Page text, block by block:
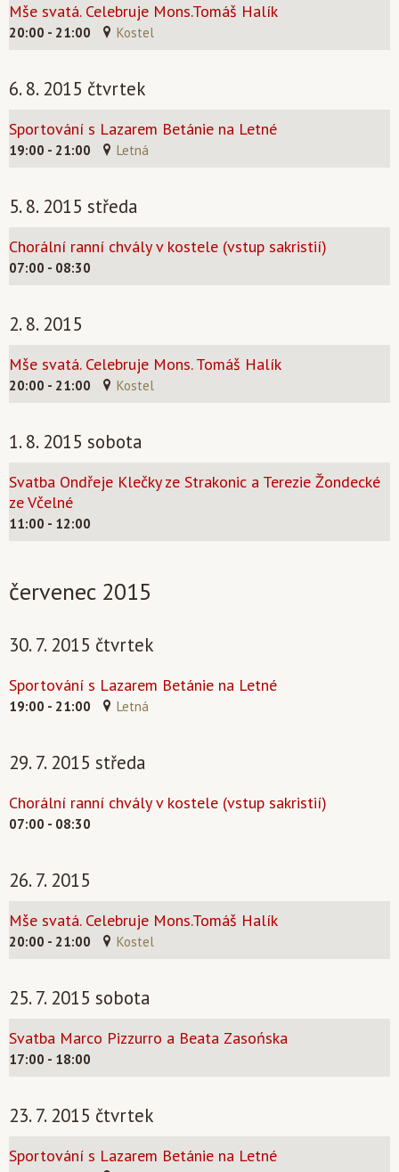
Mše svatá. Celebruje Mons.Tomáš Halík
20:00 - 21:00 Kostel
6. 8. 2015 čtvrtek
Sportování s Lazarem Betánie na Letné
19:00 - 21:00 Letná
5. 8. 2015 středa
Chorální ranní chvály v kostele (vstup sakristií)
07:00 - 08:30
2. 8. 2015
Mše svatá. Celebruje Mons. Tomáš Halík
20:00 - 21:00 Kostel
1. 8. 2015 sobota
Svatba Ondřeje Klečky ze Strakonic a Terezie Žondecké
ze Včelné
11:00 - 12:00
červenec 2015
30. 7. 2015 čtvrtek
Sportování s Lazarem Betánie na Letné
19:00 - 21:00 Letná
29. 7. 2015 středa
Chorální ranní chvály v kostele (vstup sakristií)
07:00 - 08:30
26. 7. 2015
Mše svatá. Celebruje Mons.Tomáš Halík
20:00 - 21:00 Kostel
25. 7. 2015 sobota
Svatba Marco Pizzurro a Beata Zasońska
17:00 - 18:00
23. 7. 2015 čtvrtek
Sportování s Lazarem Betánie na Letné